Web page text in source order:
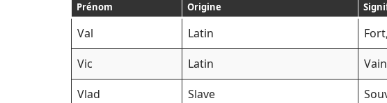
Prénom Origine
Val Latin
Vic
Latin
Vlad
Slave